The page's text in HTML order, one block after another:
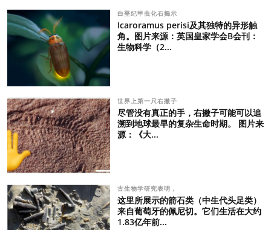
白垩纪甲虫化石揭示
Icaroramus perisi及其独特的异形触
角。图片来源：英国皇家学会B会刊：
生物科学（2...
世界上第一只右撇子
尽管没有真正的手，右撇子可能可以追
溯到地球最早的复杂生命时期。 图片来
源：《大...
古生物学研究表明，
这里所展示的箭石类（中生代头足类）
来自葡萄牙的佩尼切。它们生活在大约
1.83亿年前...